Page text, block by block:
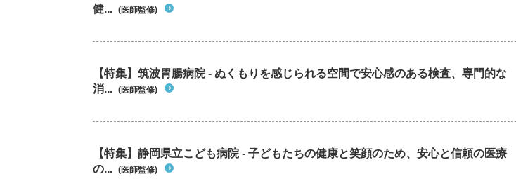
健... (医師監修)
【特集】筑波胃腸病院 - ぬくもりを感じられる空間で安心感のある検査、専門的な
消... (医師監修)
【特集】静岡県立こども病院 - 子どもたちの健康と笑顔のため、安心と信頼の医療
の... (医師監修)